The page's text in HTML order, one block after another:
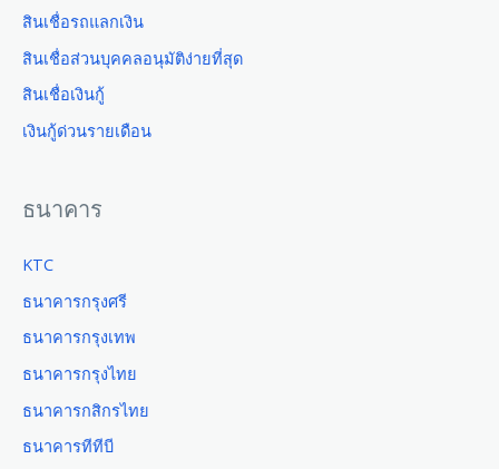
สินเชื่อรถแลกเงิน
สินเชื่อส่วนบุคคลอนุมัติง่ายที่สุด
สินเชื่อเงินกู้
เงินกู้ด่วนรายเดือน
ธนาคาร
KTC
ธนาคารกรุงศรี
ธนาคารกรุงเทพ
ธนาคารกรุงไทย
ธนาคารกสิกรไทย
ธนาคารทีทีบี